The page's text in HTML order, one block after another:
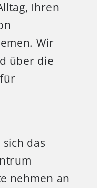
Ihren
Wir
über die
das
nehmen an